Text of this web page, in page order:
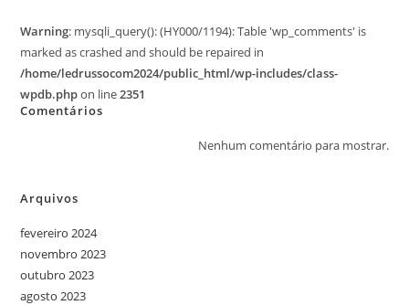
Warning: mysqli_query(): (HY000/1194): Table 'wp_comments' is
marked as crashed and should be repaired in
/home/ledrussocom2024/public_html/wp-includes/class-
wpdb.phpon line2351
Comentários
Nenhum comentário para mostrar.
Arquivos
fevereiro 2024
novembro 2023
outubro 2023
agosto 2023